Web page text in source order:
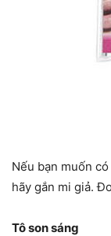
Nếu bạn muốn
hãy gắn mi giả.
Tô son sáng